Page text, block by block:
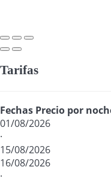
Tarifas
Fechas Precio por
01/08/2026
·
15/08/2026
16/08/2026
·